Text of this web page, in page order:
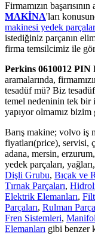
Firmamızın
MAKİNA'ları
makinesi yedek
istediğiniz parçanın
firma temsilcimiz ile
Perkins 0610012 PIN
aramalarında,
tesadüf mü? Biz
temel nedeninin tek bir
yapıyor olmamız bizim
Barış makine; volvo iş
fiyatları(price), servisi,
adana, mersin,
yedek parçaları, yağları,
Dişli Grubu, Bıçak ve
Tırnak Parçaları,
Elektrik Elemanları,
Parçaları, Rulman
Fren Sistemleri,
Elemanları gibi benzer